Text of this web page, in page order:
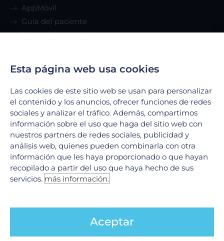
AppMóvil
Guía del paciente
Renta de consultorio
Servicios
Urgencias
Laboratorio Clínico
Laboratorio de Biología Molecular
Hospitalización
Imagenología
Hemodinamia
Ver todos
Legales
Esta página web usa cookies
Las cookies de este sitio web se usan para personalizar
el contenido y los anuncios, ofrecer funciones de redes
sociales y analizar el tráfico. Además, compartimos
información sobre el uso que haga del sitio web con
nuestros partners de redes sociales, publicidad y
análisis web, quienes pueden combinarla con otra
información que les haya proporcionado o que hayan
recopilado a partir del uso que haya hecho de sus
servicios.más información.
Aceptar